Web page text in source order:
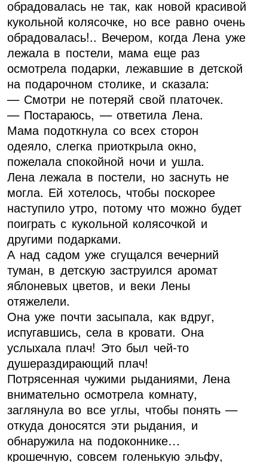
обрадовалась не так, как новой красивой
кукольной колясочке, но все равно очень
обрадовалась!.. Вечером, когда Лена уже
лежала в постели, мама еще раз
осмотрела подарки, лежавшие в детской
на подарочном столике, и сказала:
— Смотри не потеряй свой платочек.
— Постараюсь, — ответила Лена.
Мама подоткнула со всех сторон
одеяло, слегка приоткрыла окно,
пожелала спокойной ночи и ушла.
Лена лежала в постели, но заснуть не
могла. Ей хотелось, чтобы поскорее
наступило утро, потому что можно будет
поиграть с кукольной колясочкой и
другими подарками.
А над садом уже сгущался вечерний
туман, в детскую заструился аромат
яблоневых цветов, и веки Лены
отяжелели.
Она уже почти засыпала, как вдруг,
испугавшись, села в кровати. Она
услыхала плач! Это был чей-то
душераздирающий плач!
Потрясенная чужими рыданиями, Лена
внимательно осмотрела комнату,
заглянула во все углы, чтобы понять —
откуда доносятся эти рыдания, и
обнаружила на подоконнике…
крошечную, совсем голенькую эльфу,